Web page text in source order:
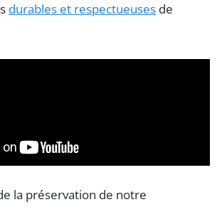
durables et respectueuses de
la préservation de notre